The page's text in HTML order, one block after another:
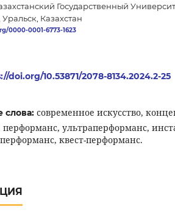
Государственный
Казахстан
0000-0001-6773-1623
doi.org/10.53871/2078-8134.2024.2-25
слова: современное искусство,
перформанс, ультраперформанс,
квест-перформанс.